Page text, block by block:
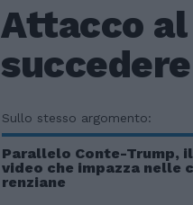
Attacco al
Sullo stesso argomento:
Parallelo Conte-Trump, il
video che impazza nelle
renziane